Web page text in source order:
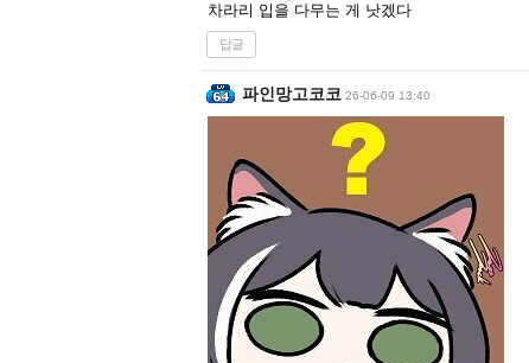
차라리 입을 다무는 게 낫겠다
답글
파인망고코코 26-06-09 13:40